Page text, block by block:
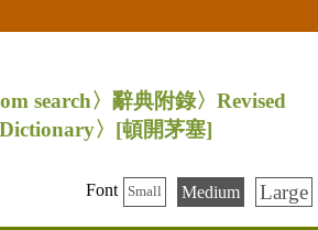
search〉辭典附錄〉Revised
〉 [頓開茅塞]
Font Small Medium Large